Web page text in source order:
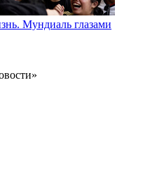
Мундиаль глазами